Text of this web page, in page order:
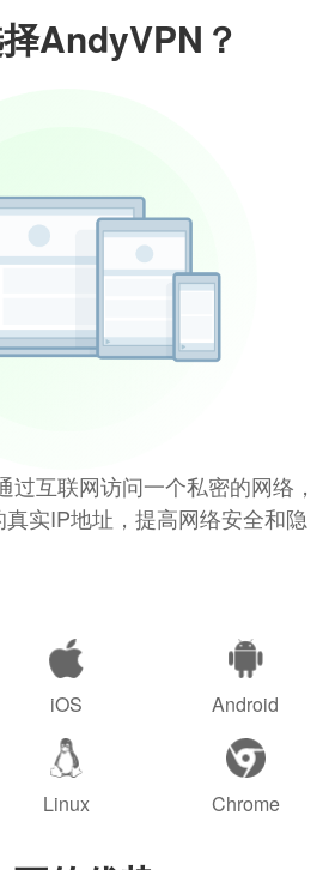
AndyVPN？
过互联网访问一个私密的网络，
实IP地址，提高网络安全和隐
iOS Android
Linux Chrome